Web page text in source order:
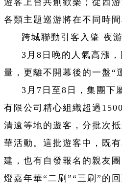
各類主題巡游將在不同時間
跨城聯動引客入肇 夜
3月8日晚的人氣高漲
量，更離不開幕後的一盤“
3月7日至8日，集團下
有限公司精心組織超過
清遠等地的遊客，分批次
華活動。這批遊客中，既
建，也有自發報名的親友
燈嘉年華“二刷”“三刷”的回